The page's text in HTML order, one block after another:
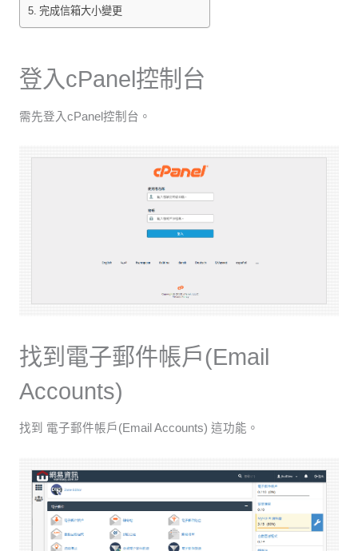
完成信箱大小變更
登入cPanel控制台
需先登入cPanel控制台。
找到電子郵件帳戶(Email
Accounts)
找到 電子郵件帳戶(Email Accounts) 這功能。